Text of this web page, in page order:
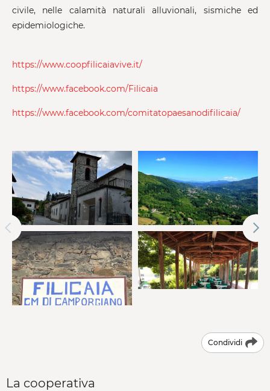
civile, nelle calamità naturali alluvionali, sismiche ed
epidemiologiche.
https://www.coopfilicaiavive.it/
https://www.facebook.com/Filicaia
https://www.facebook.com/comitatopaesanodifilicaia/
Condividi
La cooperativa